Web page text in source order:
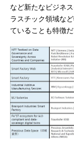
など新たなビジネ
ラスチック領域な
ていることも特徴だ